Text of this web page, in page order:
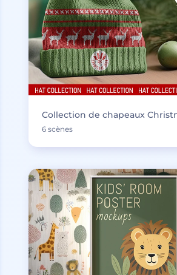
Collection de chapeaux
6 scènes